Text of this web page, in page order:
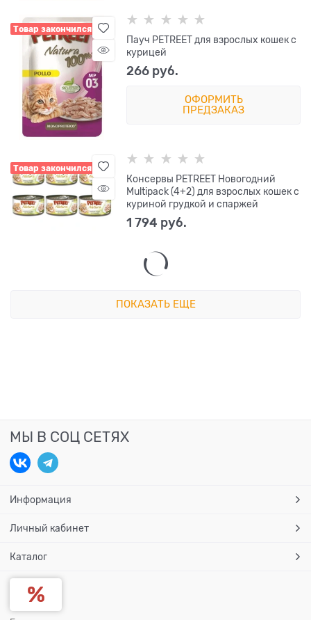
Товар закончился
Пауч PETREET для взрослых кошек с
курицей
266 руб.
ОФОРМИТЬ
ПРЕДЗАКАЗ
Товар закончился
Консервы PETREET Новогодний
Multipack (4+2) для взрослых кошек с
куриной грудкой и спаржей
1 794 руб.
ПОКАЗАТЬ ЕЩЕ
МЫ В СОЦ СЕТЯХ
Информация
Личный кабинет
Каталог